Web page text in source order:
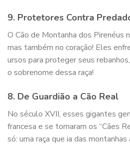
9. Protetores Contra
O Cão de Montanha dos Pirenéus
mas também no coração! Eles
ursos para proteger seus
o sobrenome dessa raça!
8. De Guardião a Cão Real
No século XVII, esses gigantes
francesa e se tornaram os “Cães
só: uma raça que ia das